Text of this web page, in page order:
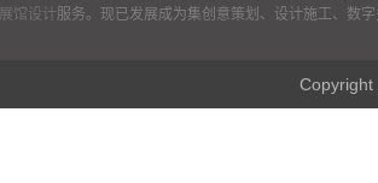
展馆设计 服务。现已发展成为集创意策划、设计施工、数